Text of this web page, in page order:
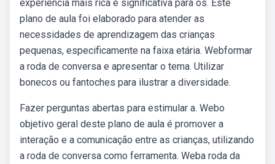
experiência mais rica e significativa para os. Este
plano de aula foi elaborado para atender as
necessidades de aprendizagem das crianças
pequenas, especificamente na faixa etária. Webformar
a roda de conversa e apresentar o tema. Utilizar
bonecos ou fantoches para ilustrar a diversidade.
Fazer perguntas abertas para estimular a. Webo
objetivo geral deste plano de aula é promover a
interação e a comunicação entre as crianças, utilizando
a roda de conversa como ferramenta. Weba roda da